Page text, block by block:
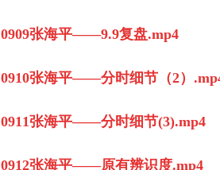
0909张海平——9.9复盘.mp4
0910张海平——分时细节（2）
0911张海平——分时细节(3).mp4
0912张海平——原有辨识度.mp4